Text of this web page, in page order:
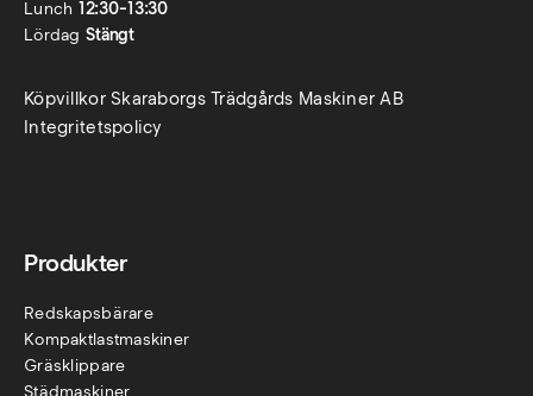
Lunch 12:30-13:30
Lördag Stängt
Köpvillkor Skaraborgs Trädgårds Maskiner AB
Integritetspolicy
Produkter
Redskapsbärare
Kompaktlastmaskiner
Gräsklippare
Städmaskiner